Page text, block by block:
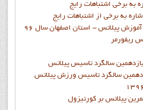
به برخي اشتباهات رايج
به برخي از اشتباهات رايج
پیلاتس - استان اصفهان سال 96
ریفورمر
سالگرد تاسيس پيلاتس
سالگرد تاسيس ورزش پيلاتس
پیلاتس بر کورتیزول